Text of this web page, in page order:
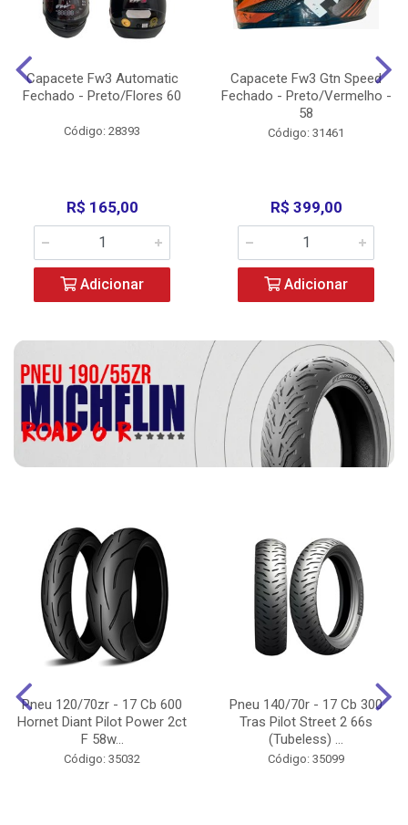
Capacete Fw3 Automatic
Fechado - Preto/Flores 60
Código: 28393
R$ 165,00
Adicionar
Capacete Fw3 Gtn Speed
Fechado - Preto/Vermelho -
58
Código: 31461
R$ 399,00
Adicionar
Pneu 120/70zr - 17 Cb 600
Hornet Diant Pilot Power 2ct
F 58w...
Código: 35032
Pneu 140/70r - 17 Cb 300
Tras Pilot Street 2 66s
(Tubeless) ...
Código: 35099